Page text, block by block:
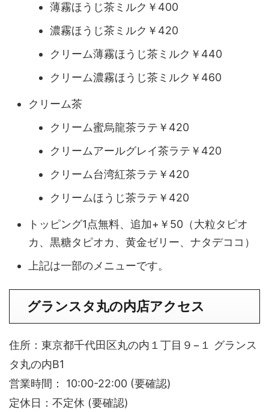
薄霧ほうじ茶ミルク￥400
濃霧ほうじ茶ミルク￥420
クリーム薄霧ほうじ茶ミルク￥440
クリーム濃霧ほうじ茶ミルク￥460
クリーム茶
クリーム蜜烏龍茶ラテ￥420
クリームアールグレイ茶ラテ￥420
クリーム台湾紅茶ラテ￥420
クリームほうじ茶ラテ￥420
トッピング1点無料、追加+￥50（大粒タピオ
カ、黒糖タピオカ、黄金ゼリー、ナタデココ）
上記は一部のメニューです。
グランスタ丸の内店アクセス
住所：東京都千代田区丸の内１丁目９−１ グランス
タ丸の内B1
営業時間： 10:00-22:00 (要確認)
定休日：不定休 (要確認)